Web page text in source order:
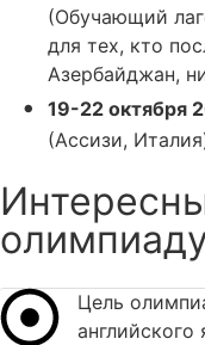
(Обучающий
для тех, кто
Азербайджан,
19-22 октября
(Ассизи,
Цель
английского